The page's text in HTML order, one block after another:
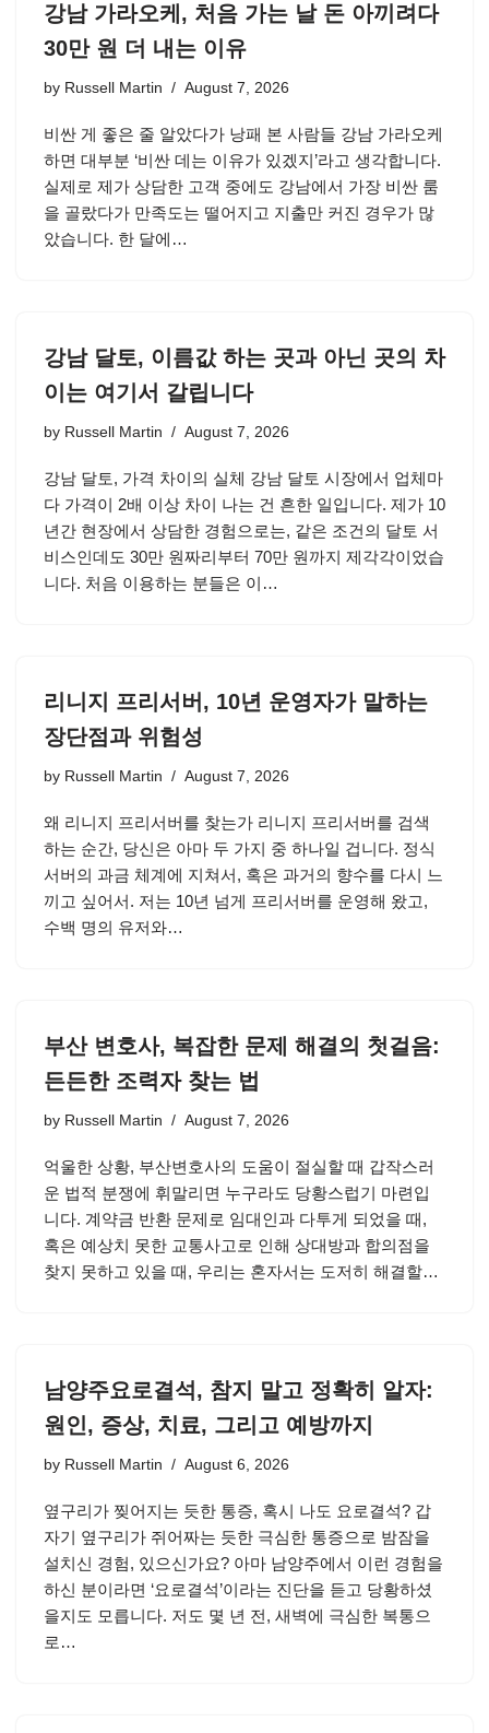
강남 가라오케, 처음 가는 날 돈 아끼려다
30만 원 더 내는 이유
by Russell Martin August 7, 2026
비싼 게 좋은 줄 알았다가 낭패 본 사람들 강남 가라오케
하면 대부분 ‘비싼 데는 이유가 있겠지’라고 생각합니다.
실제로 제가 상담한 고객 중에도 강남에서 가장 비싼 룸
을 골랐다가 만족도는 떨어지고 지출만 커진 경우가 많
았습니다. 한 달에…
강남 달토, 이름값 하는 곳과 아닌 곳의 차
이는 여기서 갈립니다
by Russell Martin August 7, 2026
강남 달토, 가격 차이의 실체 강남 달토 시장에서 업체마
다 가격이 2배 이상 차이 나는 건 흔한 일입니다. 제가 10
년간 현장에서 상담한 경험으로는, 같은 조건의 달토 서
비스인데도 30만 원짜리부터 70만 원까지 제각각이었습
니다. 처음 이용하는 분들은 이…
리니지 프리서버, 10년 운영자가 말하는
장단점과 위험성
by Russell Martin August 7, 2026
왜 리니지 프리서버를 찾는가 리니지 프리서버를 검색
하는 순간, 당신은 아마 두 가지 중 하나일 겁니다. 정식
서버의 과금 체계에 지쳐서, 혹은 과거의 향수를 다시 느
끼고 싶어서. 저는 10년 넘게 프리서버를 운영해 왔고,
수백 명의 유저와…
부산 변호사, 복잡한 문제 해결의 첫걸음:
든든한 조력자 찾는 법
by Russell Martin August 7, 2026
억울한 상황, 부산변호사의 도움이 절실할 때 갑작스러
운 법적 분쟁에 휘말리면 누구라도 당황스럽기 마련입
니다. 계약금 반환 문제로 임대인과 다투게 되었을 때,
혹은 예상치 못한 교통사고로 인해 상대방과 합의점을
찾지 못하고 있을 때, 우리는 혼자서는 도저히 해결할…
남양주요로결석, 참지 말고 정확히 알자:
원인, 증상, 치료, 그리고 예방까지
by Russell Martin August 6, 2026
옆구리가 찢어지는 듯한 통증, 혹시 나도 요로결석? 갑
자기 옆구리가 쥐어짜는 듯한 극심한 통증으로 밤잠을
설치신 경험, 있으신가요? 아마 남양주에서 이런 경험을
하신 분이라면 ‘요로결석’이라는 진단을 듣고 당황하셨
을지도 모릅니다. 저도 몇 년 전, 새벽에 극심한 복통으
로…